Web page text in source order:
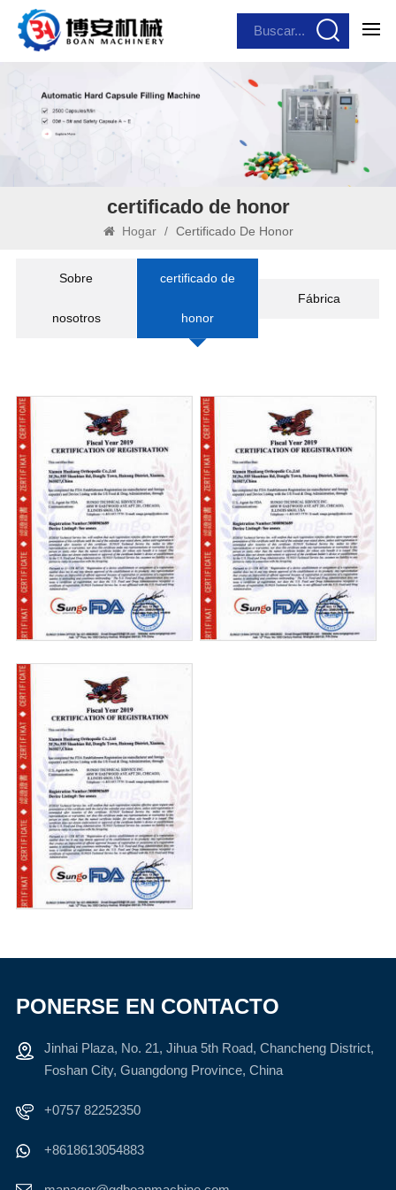
certificado de honor
Hogar / Certificado De Honor
Sobre
nosotros
certificado de
honor
Fábrica
PONERSE EN CONTACTO
Jinhai Plaza, No. 21, Jihua 5th Road, Chancheng District,
Foshan City, Guangdong Province, China
+0757 82252350
+8618613054883